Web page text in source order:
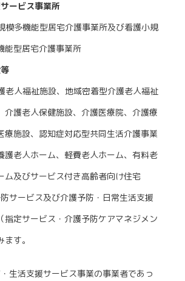
ービス事業所
模多機能型居宅介護事業所及び看護小規
能型居宅介護事業所
老人福祉施設、地域密着型介護老人福祉
介護老人保健施設、介護医療院、介護療
療施設、認知症対応型共同生活介護事業
護老人ホーム、軽費老人ホーム、有料老
ム及びサービス付き高齢者向け住宅
サービス及び介護予防・日常生活支援
指定サービス・介護予防ケアマネジメン
ます。
活支援サービス事業の事業者であっ